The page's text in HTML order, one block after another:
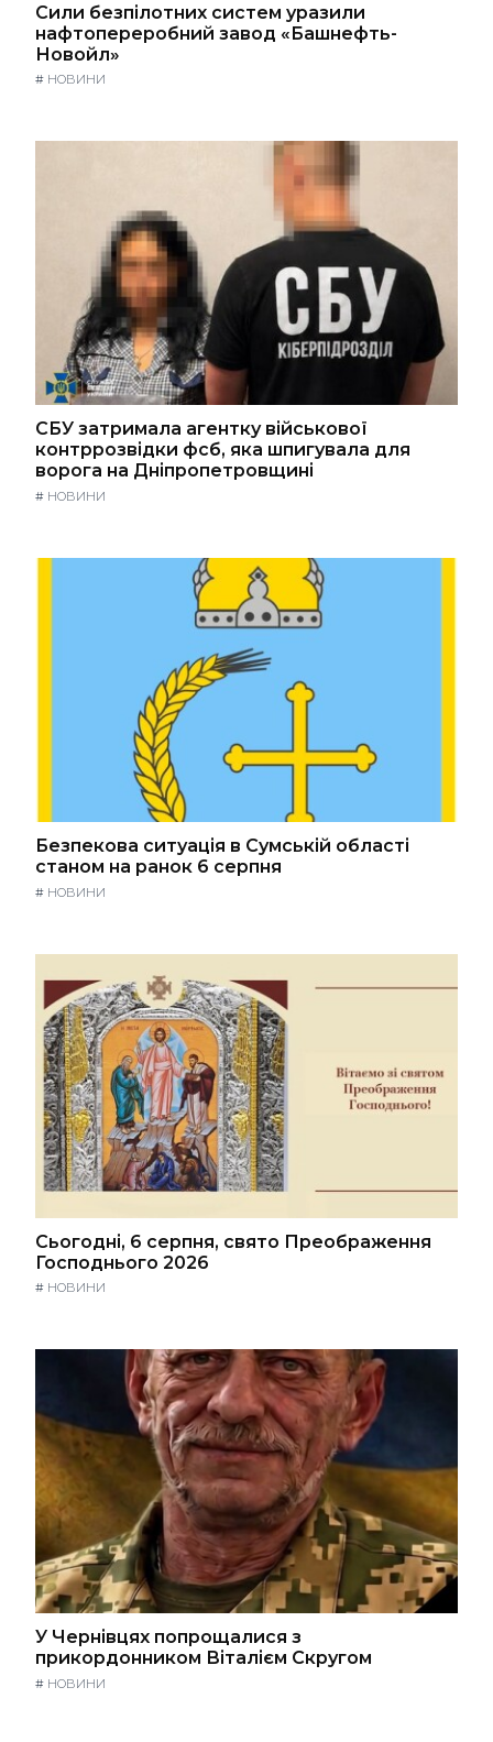
Сили безпілотних систем уразили
нафтопереробний завод «Башнефть-
Новойл»
# НОВИНИ
СБУ затримала агентку військової
контррозвідки фсб, яка шпигувала для
ворога на Дніпропетровщині
# НОВИНИ
Безпекова ситуація в Сумській області
станом на ранок 6 серпня
# НОВИНИ
Сьогодні, 6 серпня, свято Преображення
Господнього 2026
# НОВИНИ
У Чернівцях попрощалися з
прикордонником Віталієм Скругом
# НОВИНИ